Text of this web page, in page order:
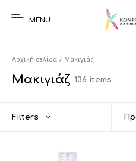
MENU
Αρχική σελίδα / Μακιγιάζ
Μακιγιάζ 136 items
Filters